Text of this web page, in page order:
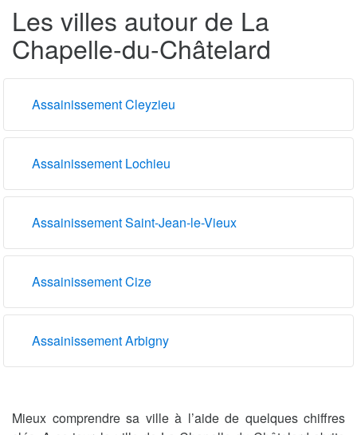
Les villes autour de La
Chapelle-du-Châtelard
Assainissement Cleyzieu
Assainissement Lochieu
Assainissement Saint-Jean-le-Vieux
Assainissement Cize
Assainissement Arbigny
Mieux comprendre sa ville à l’aide de quelques chiffres